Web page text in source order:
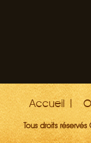
Accueil
Tous droits